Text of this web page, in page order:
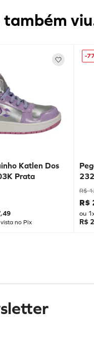
Katlen Dos
Prata
,49
no Pix
-
R$
R$
ou 1
R$